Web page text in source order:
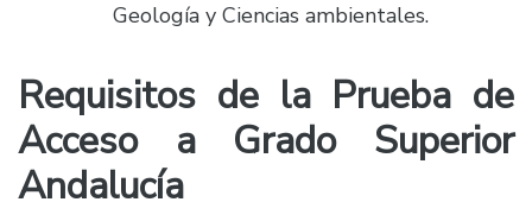
Geología y Ciencias ambientales.
Requisitos de la Prueba de
Acceso a Grado Superior
Andalucía